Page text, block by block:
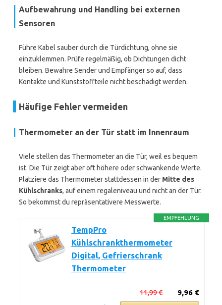
Aufbewahrung und Handling bei externen
Sensoren
Führe Kabel sauber durch die Türdichtung, ohne sie
einzuklemmen. Prüfe regelmäßig, ob Dichtungen dicht
bleiben. Bewahre Sender und Empfänger so auf, dass
Kontakte und Kunststoffteile nicht beschädigt werden.
Häufige Fehler vermeiden
Thermometer an der Tür statt im Innenraum
Viele stellen das Thermometer an die Tür, weil es bequem
ist. Die Tür zeigt aber oft höhere oder schwankende Werte.
Platziere das Thermometer stattdessen in der Mitte des
Kühlschranks, auf einem regaleniveau und nicht an der Tür.
So bekommst du repräsentativere Messwerte.
EMPFEHLUNG
TempPro
Kühlschrankthermometer
Digital, Gefrierschrank
Thermometer
9,96 €
11,99 €